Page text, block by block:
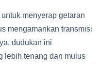
menyerap getaran
mengamankan transmisi
dudukan ini
lebih tenang dan mulus